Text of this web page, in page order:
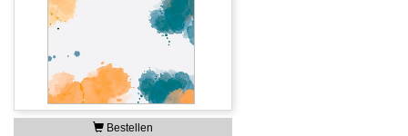
Bestellen